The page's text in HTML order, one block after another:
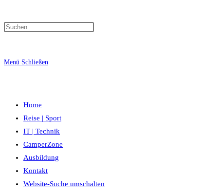
Menü Schließen
Home
Reise | Sport
IT | Technik
CamperZone
Ausbildung
Kontakt
Website-Suche umschalten